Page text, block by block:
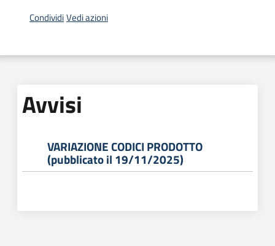
Supporto
CondividiVedi azioni
Avvisi
VARIAZIONE CODICI PRODOTTO
(pubblicato il 19/11/2025)